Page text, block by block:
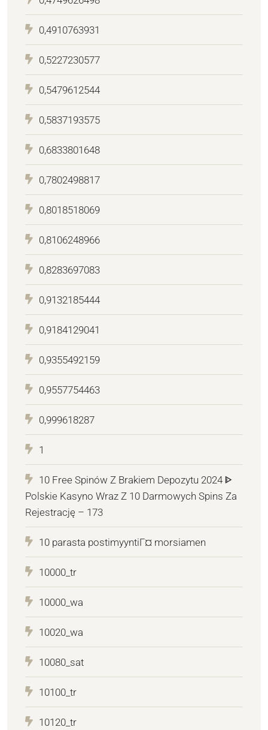
0,4910763931
0,5227230577
0,5479612544
0,5837193575
0,6833801648
0,7802498817
0,8018518069
0,8106248966
0,8283697083
0,9132185444
0,9184129041
0,9355492159
0,9557754463
0,999618287
1
10 Free Spinów Z Brakiem Depozytu 2024 ᐈ
Polskie Kasyno Wraz Z 10 Darmowych Spins Za
Rejestrację – 173
10 parasta postimyyntiГ¤ morsiamen
10000_tr
10000_wa
10020_wa
10080_sat
10100_tr
10120_tr